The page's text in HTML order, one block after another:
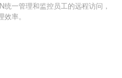
统一管理和监控员工的远程访问，
率。